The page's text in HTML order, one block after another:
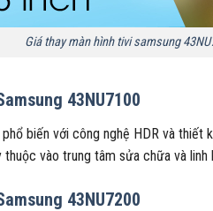
Giá thay màn hình tivi samsung
43NU7100
biến với công nghệ HDR và
thuộc vào trung tâm sửa chữa và linh
43NU7200